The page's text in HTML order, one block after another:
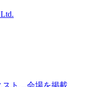
ト、会場を掲載